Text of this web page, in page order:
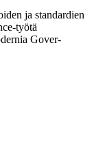
ja standardien
työtä
Gover-